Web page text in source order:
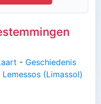
- Geschiedenis
Lemessos (Limassol)